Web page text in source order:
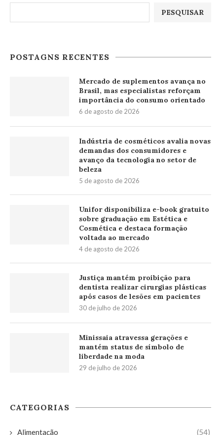
PESQUISAR
POSTAGNS RECENTES
Mercado de suplementos avança no
Brasil, mas especialistas reforçam
importância do consumo orientado
6 de agosto de 2026
Indústria de cosméticos avalia novas
demandas dos consumidores e
avanço da tecnologia no setor de
beleza
5 de agosto de 2026
Unifor disponibiliza e-book gratuito
sobre graduação em Estética e
Cosmética e destaca formação
voltada ao mercado
4 de agosto de 2026
Justiça mantém proibição para
dentista realizar cirurgias plásticas
após casos de lesões em pacientes
30 de julho de 2026
Minissaia atravessa gerações e
mantém status de símbolo de
liberdade na moda
29 de julho de 2026
CATEGORIAS
Alimentação (54)